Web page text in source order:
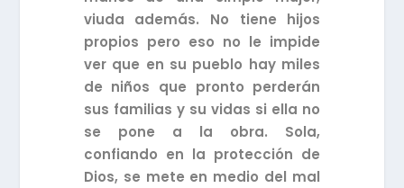
viuda además. No tiene hijos
propios pero eso no le impide
ver que en su pueblo hay miles
de niños que pronto perderán
sus familias y su vidas si ella no
se pone a la obra. Sola,
confiando en la protección de
Dios, se mete en medio del mal